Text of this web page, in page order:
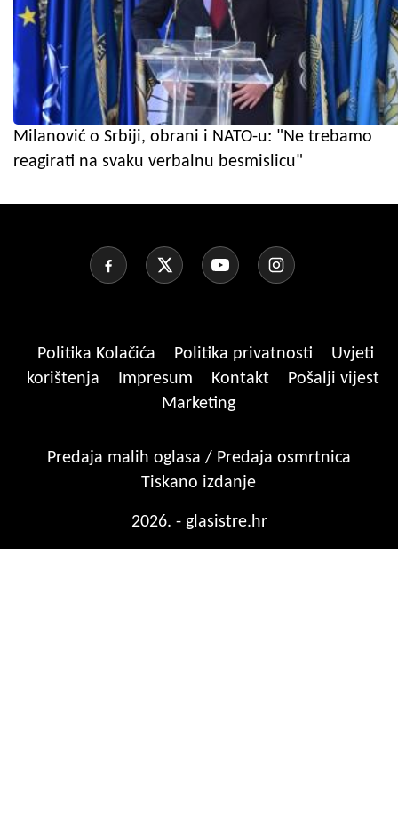
Milanović o Srbiji, obrani i NATO-u: "Ne trebamo
reagirati na svaku verbalnu besmislicu"
Politika Kolačića Politika privatnosti
Uvjeti
korištenja
Impresum Kontakt
Pošalji vijest
Marketing
Predaja malih oglasa / Predaja osmrtnica
Tiskano izdanje
2026. - glasistre.hr